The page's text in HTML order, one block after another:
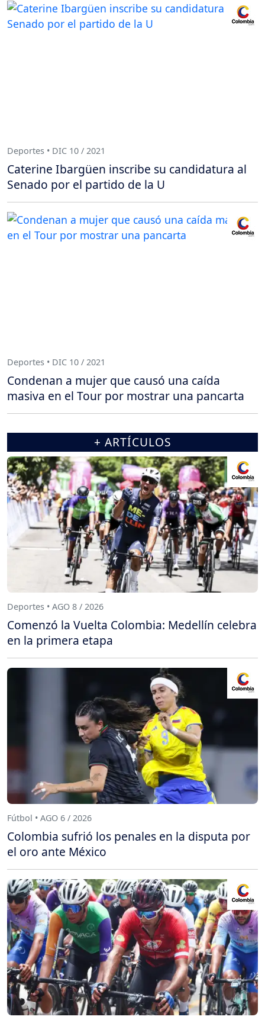
Deportes • DIC 10 / 2021
Caterine Ibargüen inscribe su candidatura al
Senado por el partido de la U
Deportes • DIC 10 / 2021
Condenan a mujer que causó una caída
masiva en el Tour por mostrar una pancarta
+ ARTÍCULOS
Deportes • AGO 8 / 2026
Comenzó la Vuelta Colombia: Medellín celebra
en la primera etapa
Fútbol • AGO 6 / 2026
Colombia sufrió los penales en la disputa por
el oro ante México